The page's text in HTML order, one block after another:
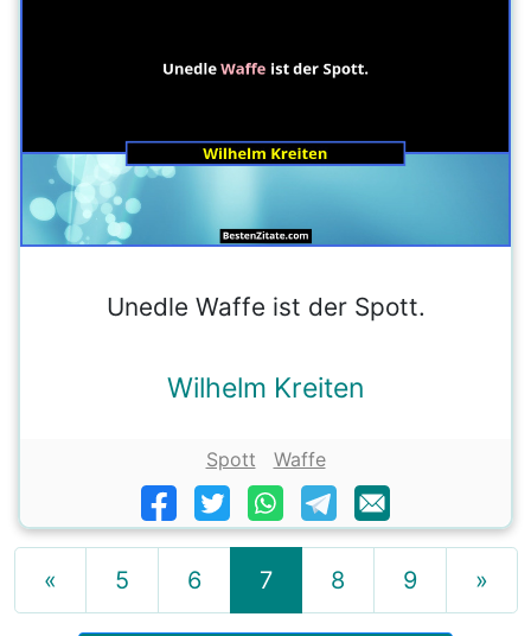
Unedle Waffe ist der Spott.
Wilhelm Kreiten
Spott Waffe
« 5 6 7 8 9 »